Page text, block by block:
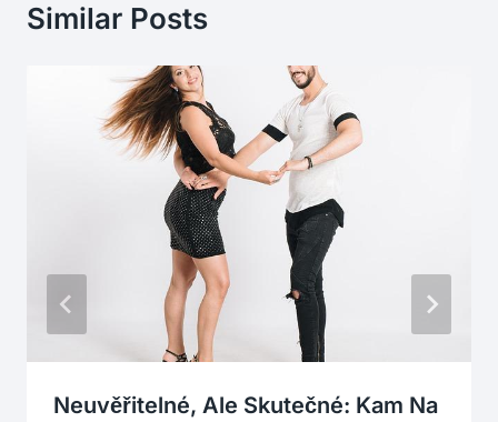
Similar Posts
Neuvěřitelné, Ale Skutečné: Kam Na